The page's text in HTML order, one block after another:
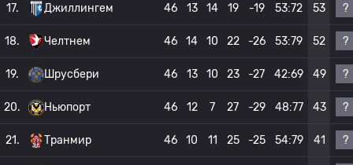
17. Джиллингем 46 13 14 19 -19 53:72 53 ?
18. Челтнем 46 14 10 22 -26 53:79 52 ?
19. Шрусбери 46 13 10 23 -27 42:69 49 ?
20. Ньюпорт 46 12 7 27 -29 48:77 43 ?
21. Транмир 46 10 11 25 -25 54:79 41 ?